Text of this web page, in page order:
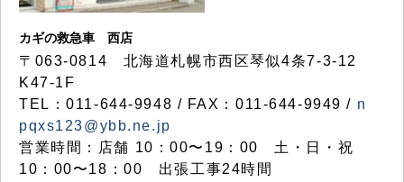
カギの救急車 西店
〒063-0814 北海道札幌市西区琴似4条7-3-12
K47-1F
TEL：011-644-9948 / FAX：011-644-9949 / n
pqxs123@ybb.ne.jp
営業時間：店舗 10：00〜19：00 土・日・祝
10：00〜18：00 出張工事24時間